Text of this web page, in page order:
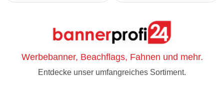
Werbebanner, Beachflags, Fahnen und mehr.
Entdecke unser umfangreiches Sortiment.